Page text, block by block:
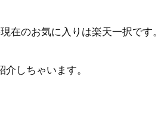
在のお気に入りは楽天一択です。
しちゃいます。